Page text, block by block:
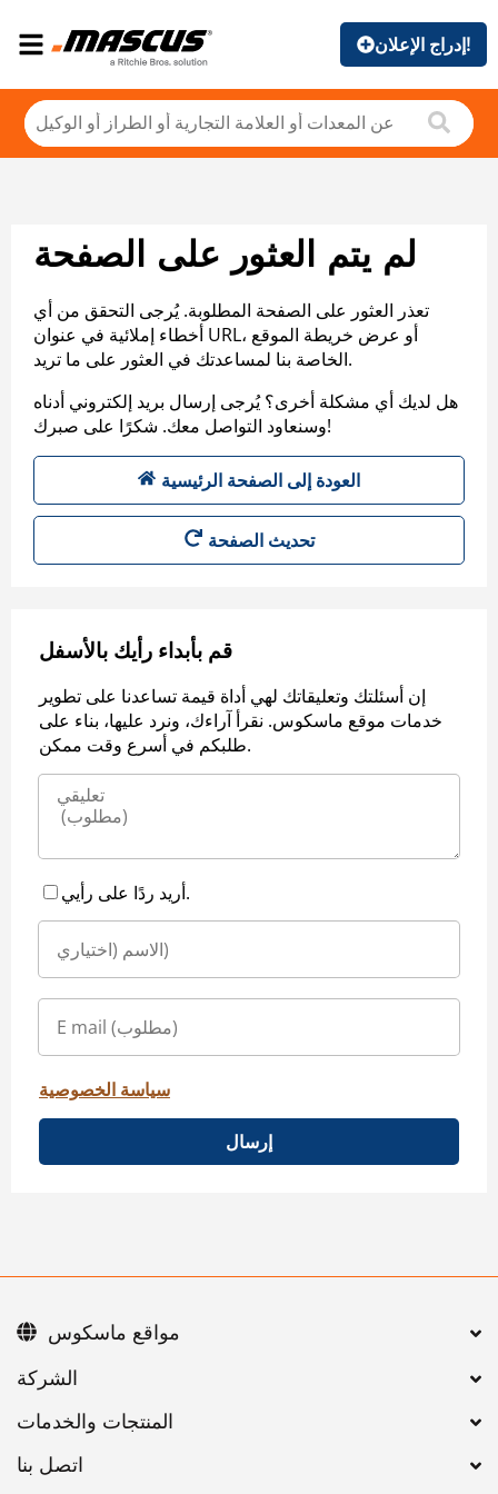
إدراج الإعلان!
لم يتم العثور على الصفحة
تعذر العثور على الصفحة المطلوبة. يُرجى التحقق من أي
أخطاء إملائية في عنوان URL، أو عرض خريطة الموقع
الخاصة بنا لمساعدتك في العثور على ما تريد.
هل لديك أي مشكلة أخرى؟ يُرجى إرسال بريد إلكتروني أدناه
وسنعاود التواصل معك. شكرًا على صبرك!
العودة إلى الصفحة الرئيسية
تحديث الصفحة
قم بأبداء رأيك بالأسفل
إن أسئلتك وتعليقاتك لهي أداة قيمة تساعدنا على تطوير
خدمات موقع ماسكوس. نقرأ آراءك، ونرد عليها، بناء على
طلبكم في أسرع وقت ممكن.
أريد ردًا على رأيي.
سياسة الخصوصية
إرسال
اتصل بنا
مواقع ماسكوس